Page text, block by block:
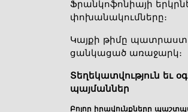
Ֆրանկոֆոնիայի
փոխանակումները։
Կայքի թիմը պատրաստ է
ցանկացած առաջարկ։
Տեղեկատվություն եւ
պայմաններ
Բոլոր իրավունքները